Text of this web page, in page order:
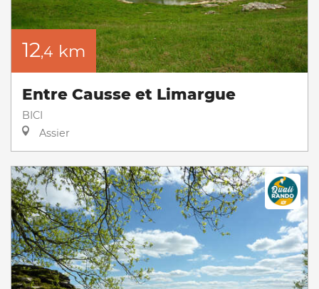
12,4 km
Entre Causse et Limargue
BICI
Assier